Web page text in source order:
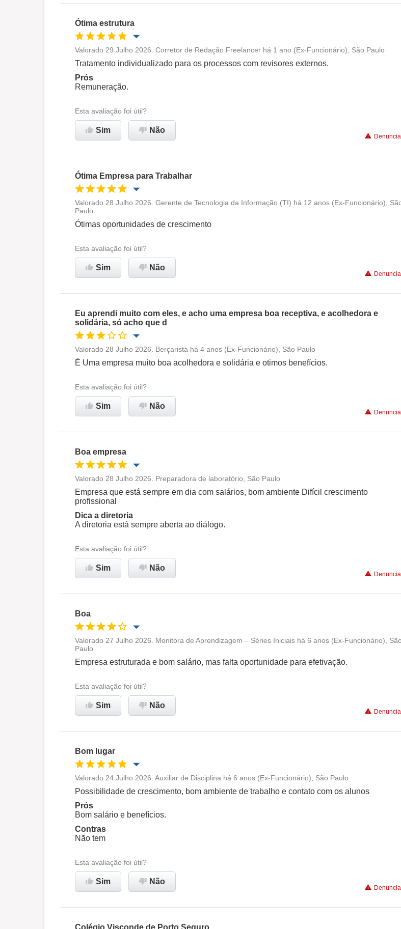
Ótima estrutura
Oportunidade de promoção
Ambiente de trabalho
Conciliação com a vida familiar
Recomenda esta empresa
Valorado 29 Julho 2026. Corretor de Redação Freelancer há 1 ano (Ex-Funcionário), São Paulo
Tratamento individualizado para os processos com revisores externos.
Prós
Remuneração.
Esta avaliação foi útil?
Sim Não
Ótima Empresa para Trabalhar
Oportunidade de promoção
Recomenda esta empresa
Valorado 28 Julho 2026. Gerente de Tecnologia da Informação (TI) há 12 anos (Ex-Funcionário),
Paulo
Ótimas oportunidades de crescimento
Esta avaliação foi útil?
Sim Não
Eu aprendi muito com eles, e acho uma empresa boa receptiva, e acolhedora e
solidária, só acho que d
Oportunidade de promoção
Ambiente de trabalho
Conciliação com a vida familiar
Recomenda esta empresa
Valorado 28 Julho 2026. Berçarista há 4 anos (Ex-Funcionário), São Paulo
É Uma empresa muito boa acolhedora e solidária e otimos benefícios.
Esta avaliação foi útil?
Sim Não
Boa empresa
Oportunidade de promoção
Ambiente de trabalho
Conciliação com a vida familiar
Valorado 28 Julho 2026. Preparadora de laboratório, São Paulo
Empresa que está sempre em dia com salários, bom ambiente Difícil crescimento
profissional
Dica a diretoria
A diretoria está sempre aberta ao diálogo.
Esta avaliação foi útil?
Sim Não
Boa
Oportunidade de promoção
Recomenda esta empresa
Valorado 27 Julho 2026. Monitora de Aprendizagem – Séries Iniciais há 6 anos (Ex-Funcionário), São
Paulo
Empresa estruturada e bom salário, mas falta oportunidade para efetivação.
Esta avaliação foi útil?
Sim Não
Bom lugar
Oportunidade de promoção
Ambiente de trabalho
Conciliação com a vida familiar
Recomenda esta empresa
Valorado 24 Julho 2026. Auxiliar de Disciplina há 6 anos (Ex-Funcionário), São Paulo
Possibilidade de crescimento, bom ambiente de trabalho e contato com os alunos
Prós
Bom salário e benefícios.
Contras
Não tem
Esta avaliação foi útil?
Sim Não